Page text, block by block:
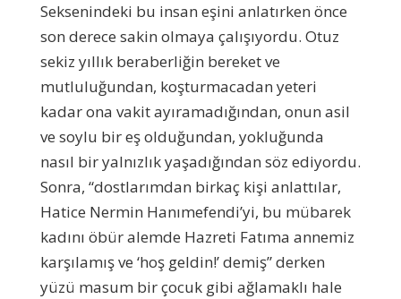
Seksenindeki bu insan eşini anlatırken önce
son derece sakin olmaya çalışıyordu. Otuz
sekiz yıllık beraberliğin bereket ve
mutluluğundan, koşturmacadan yeteri
kadar ona vakit ayıramadığından, onun asil
ve soylu bir eş olduğundan, yokluğunda
nasıl bir yalnızlık yaşadığından söz ediyordu.
Sonra, “dostlarımdan birkaç kişi anlattılar,
Hatice Nermin Hanımefendi’yi, bu mübarek
kadını öbür alemde Hazreti Fatıma annemiz
karşılamış ve ‘hoş geldin!’ demiş” derken
yüzü masum bir çocuk gibi ağlamaklı hale